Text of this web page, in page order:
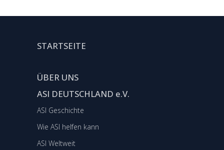
STARTSEITE
ÜBER UNS
ASI DEUTSCHLAND e.V.
ASI Geschichte
Wie ASI helfen kann
ASI Weltweit